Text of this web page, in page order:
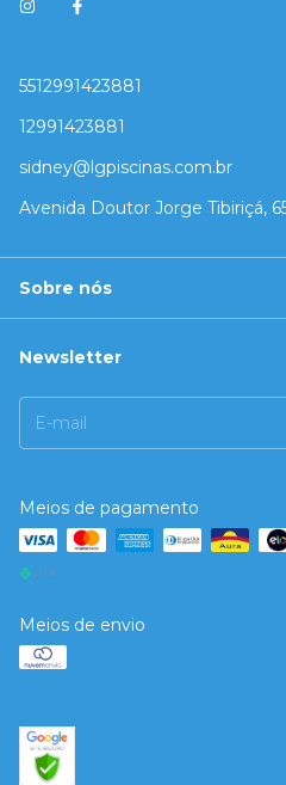
5512991423881
12991423881
sidney@lgpiscinas.com.br
Avenida Doutor Jorge Tibiriçá,
Sobre nós
Newsletter
Meios de pagamento
Meios de envio